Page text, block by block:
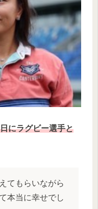
にラグビー選手と
てもらいながら
本当に幸せでし